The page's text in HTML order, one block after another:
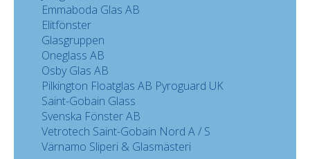
Emmaboda Glas AB
Elitfönster
Glasgruppen
Oneglass AB
Osby Glas AB
Pilkington Floatglas AB Pyroguard UK
Saint-Gobain Glass
Svenska Fönster AB
Vetrotech Saint-Gobain Nord A / S
Värnamo Sliperi & Glasmästeri